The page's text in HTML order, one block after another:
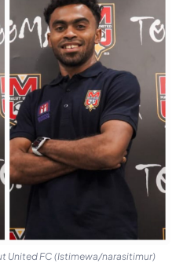
United FC (Istimewa/narasitimur)